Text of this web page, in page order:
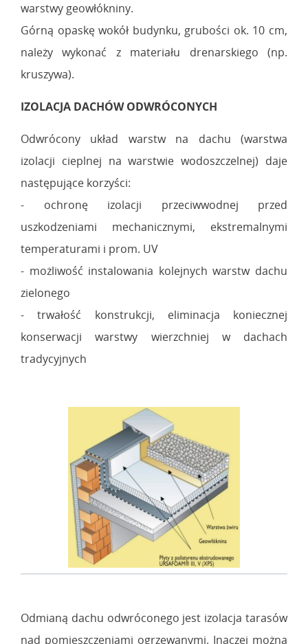
warstwy geowłókniny.
Górną opaskę wokół budynku, grubości ok. 10 cm,
należy wykonać z materiału drenarskiego (np.
kruszywa).
IZOLACJA DACHÓW ODWRÓCONYCH
Odwrócony układ warstw na dachu (warstwa
izolacji cieplnej na warstwie wodoszczelnej) daje
następujące korzyści:
- ochronę izolacji przeciwwodnej przed
uszkodzeniami mechanicznymi, ekstremalnymi
temperaturami i prom. UV
- możliwość instalowania kolejnych warstw dachu
zielonego
- trwałość konstrukcji, eliminacja koniecznej
konserwacji warstwy wierzchniej w dachach
tradycyjnych
Odmianą dachu odwróconego jest izolacja tarasów
nad pomieszczeniami ogrzewanymi. Inaczej można